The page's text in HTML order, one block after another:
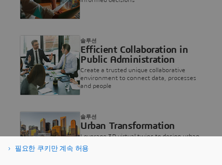
Efficient Collaboration in
Public Administration
Create a trusted unique collaborative
environment to connect data, processes
and people
솔루션
Urban Transformation
Leverage 3D virtual twins to design urban
transformations and simulate their
impact.
솔루션
필요한 쿠키만 계속 허용